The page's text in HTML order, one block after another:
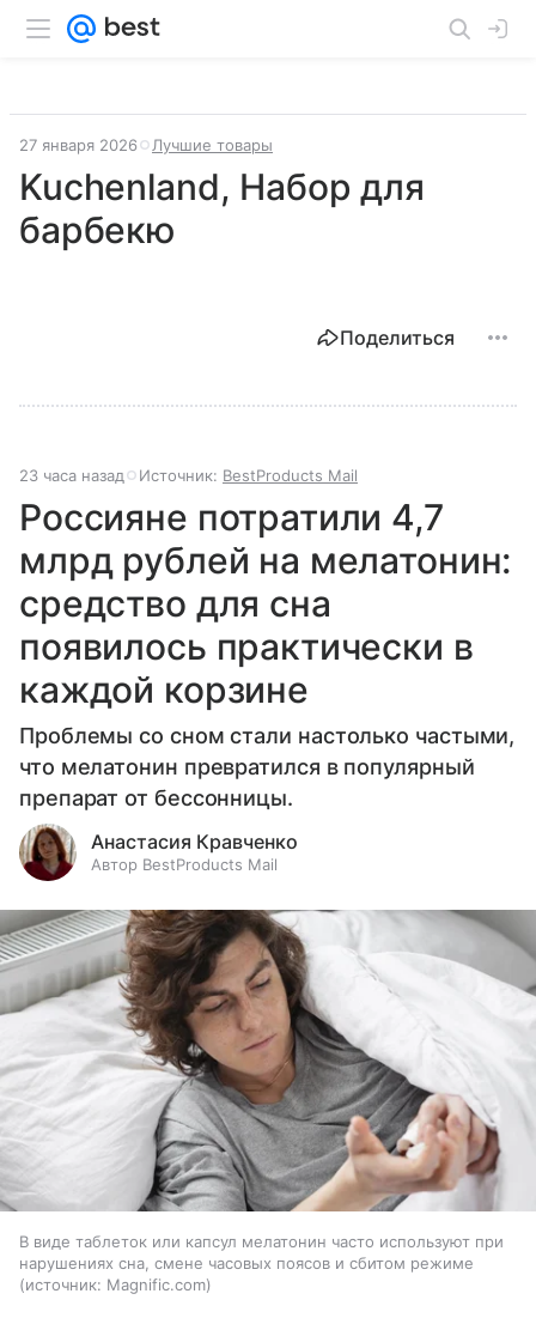
27 января 2026 Лучшие товары
Kuchenland, Набор для
барбекю
Поделиться
23 часа назад Источник: BestProducts Mail
Россияне потратили 4,7
млрд рублей на мелатонин:
средство для сна
появилось практически в
каждой корзине
Проблемы со сном стали настолько частыми,
что мелатонин превратился в популярный
препарат от бессонницы.
Анастасия Кравченко
Автор BestProducts Mail
В виде таблеток или капсул мелатонин часто используют при
нарушениях сна, смене часовых поясов и сбитом режиме
источник: Magnific.com